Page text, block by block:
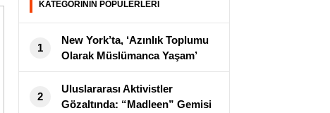
KATEGORİNİN POPÜLERLERİ
1
New York’ta, ‘Azınlık Toplumu
Olarak Müslümanca Yaşam’
konulu konferans!..
2
Uluslararası Aktivistler
Gözaltında: “Madleen” Gemisi